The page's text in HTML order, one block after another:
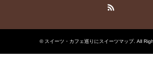
© スイーツ・カフェ巡りにスイーツマップ. All